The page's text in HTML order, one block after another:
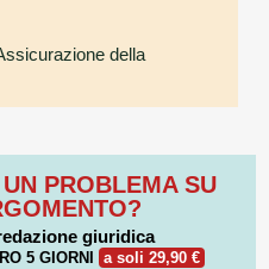
della
PROBLEMA SU
giuridica
5 GIORNI a soli 29,90 €